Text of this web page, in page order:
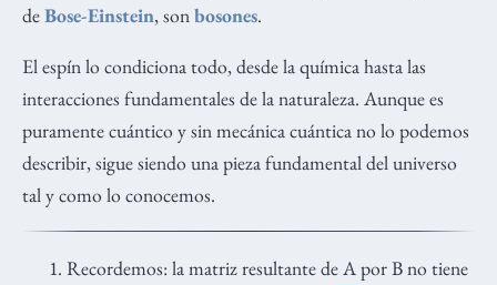
deBose-Einstein, son bosones.
El espín lo condiciona todo, desde la química hasta las
interacciones fundamentales de la naturaleza. Aunque es
puramente cuántico y sin mecánica cuántica no lo podemos
describir, sigue siendo una pieza fundamental del universo
tal y como lo conocemos.
Recordemos: la matriz resultante de A por B no tiene